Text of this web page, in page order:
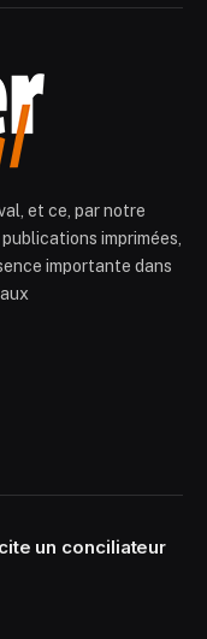
et ce, par notre
imprimées,
importante dans
un conciliateur